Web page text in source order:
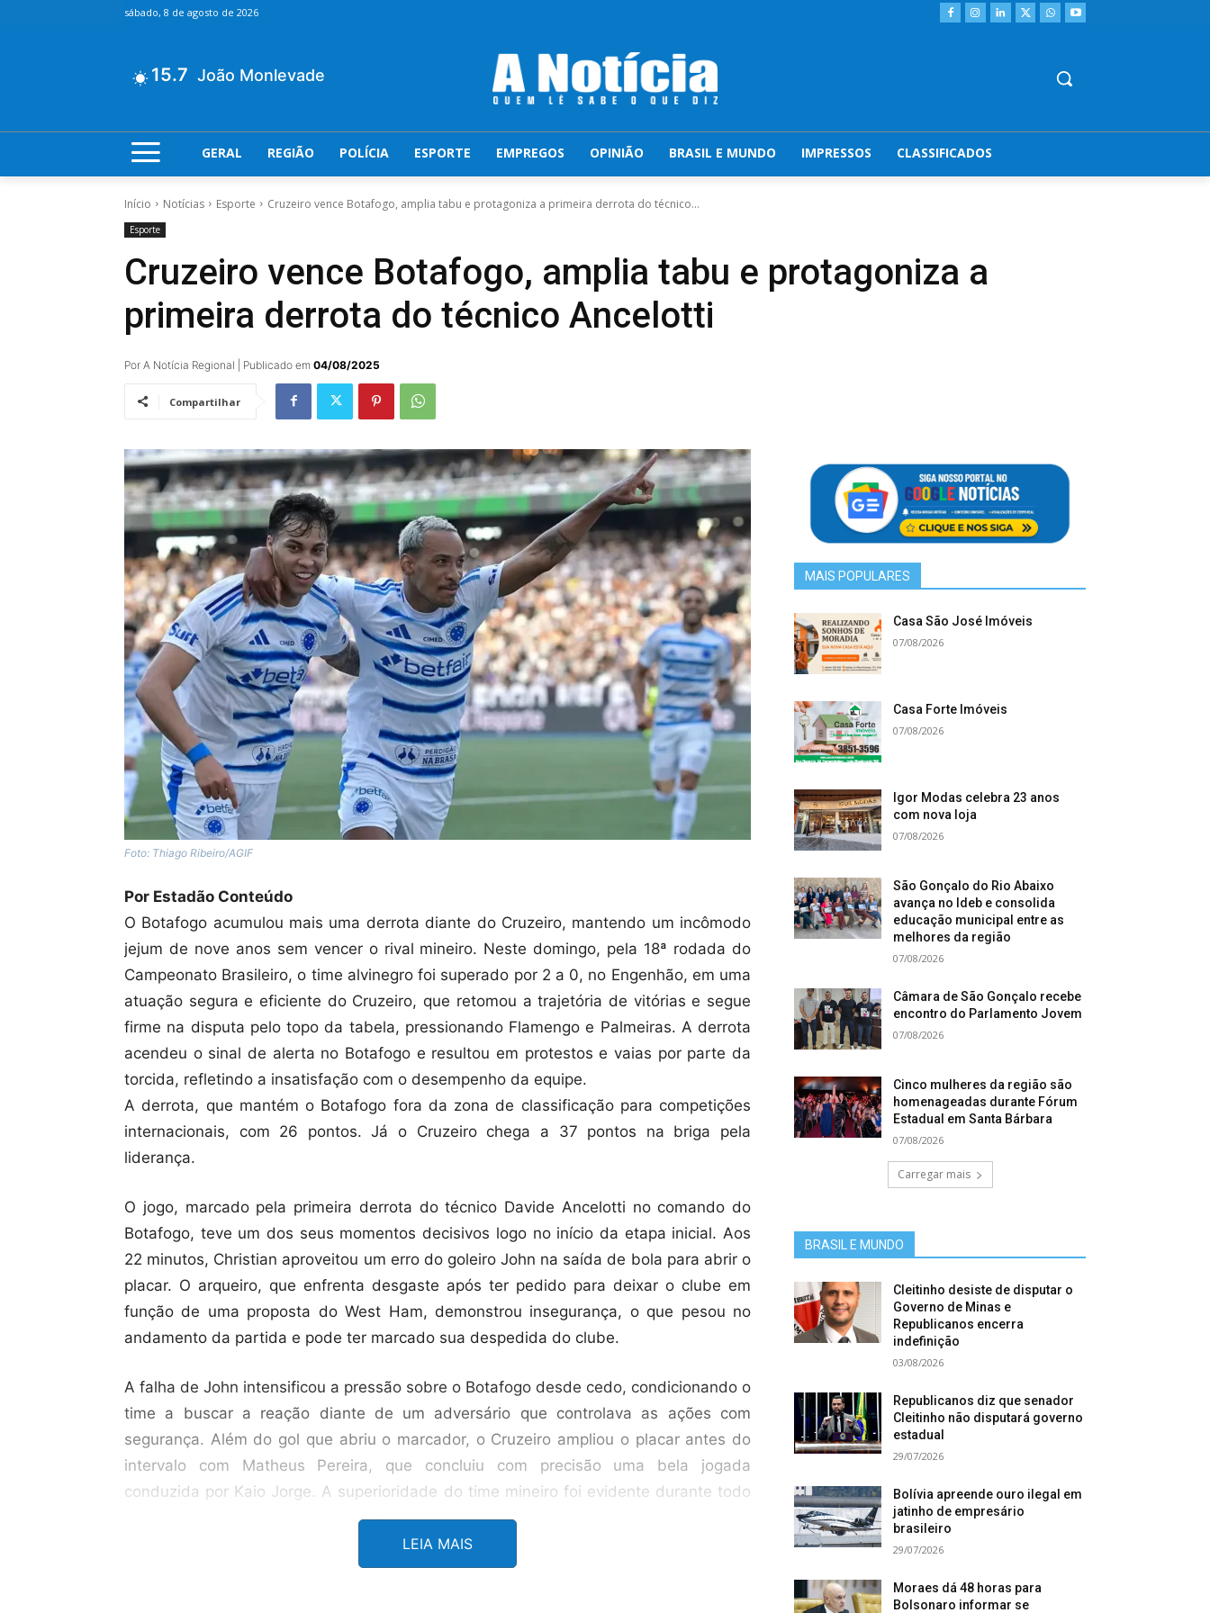
sábado, 8 de agosto de 2026
15.7 João Monlevade
GERAL REGIÃO POLÍCIA ESPORTE EMPREGOS OPINIÃO BRASIL E MUNDO IMPRESSOS CLASSIFICADOS
Início Notícias Esporte Cruzeiro vence Botafogo, amplia tabu e protagoniza a primeira derrota do técnico...
Esporte
Cruzeiro vence Botafogo, amplia tabu e protagoniza a
primeira derrota do técnico Ancelotti
Por A Notícia Regional | Publicado em 04/08/2025
Compartilhar
Foto: Thiago Ribeiro/AGIF
Por Estadão Conteúdo
O Botafogo acumulou mais uma derrota diante do Cruzeiro, mantendo um incômodo
jejum de nove anos sem vencer o rival mineiro. Neste domingo, pela 18ª rodada do
Campeonato Brasileiro, o time alvinegro foi superado por 2 a 0, no Engenhão, em uma
atuação segura e eficiente do Cruzeiro, que retomou a trajetória de vitórias e segue
firme na disputa pelo topo da tabela, pressionando Flamengo e Palmeiras. A derrota
acendeu o sinal de alerta no Botafogo e resultou em protestos e vaias por parte da
torcida, refletindo a insatisfação com o desempenho da equipe.
A derrota, que mantém o Botafogo fora da zona de classificação para competições
internacionais, com 26 pontos. Já o Cruzeiro chega a 37 pontos na briga pela
liderança.
O jogo, marcado pela primeira derrota do técnico Davide Ancelotti no comando do
Botafogo, teve um dos seus momentos decisivos logo no início da etapa inicial. Aos
22 minutos, Christian aproveitou um erro do goleiro John na saída de bola para abrir o
placar. O arqueiro, que enfrenta desgaste após ter pedido para deixar o clube em
função de uma proposta do West Ham, demonstrou insegurança, o que pesou no
andamento da partida e pode ter marcado sua despedida do clube.
A falha de John intensificou a pressão sobre o Botafogo desde cedo, condicionando o
time a buscar a reação diante de um adversário que controlava as ações com
segurança. Além do gol que abriu o marcador, o Cruzeiro ampliou o placar antes do
intervalo com Matheus Pereira, que concluiu com precisão uma bela jogada
conduzida por Kaio Jorge. A superioridade do time mineiro foi evidente durante todo
o primeiro tempo, que poderia ter tido um resultado ainda mais elástico.
O Botafogo, por sua vez, não conseguiu criar jogadas efetivas e ainda viu um pênalti
LEIA MAIS
MAIS POPULARES
Casa São José Imóveis
07/08/2026
Casa Forte Imóveis
07/08/2026
Igor Modas celebra 23 anos
com nova loja
07/08/2026
São Gonçalo do Rio Abaixo
avança no Ideb e consolida
educação municipal entre as
melhores da região
07/08/2026
Câmara de São Gonçalo recebe
encontro do Parlamento Jovem
07/08/2026
Cinco mulheres da região são
homenageadas durante Fórum
Estadual em Santa Bárbara
07/08/2026
Carregar mais
BRASIL E MUNDO
Cleitinho desiste de disputar o
Governo de Minas e
Republicanos encerra
indefinição
03/08/2026
Republicanos diz que senador
Cleitinho não disputará governo
estadual
29/07/2026
Bolívia apreende ouro ilegal em
jatinho de empresário
brasileiro
29/07/2026
Moraes dá 48 horas para
Bolsonaro informar se